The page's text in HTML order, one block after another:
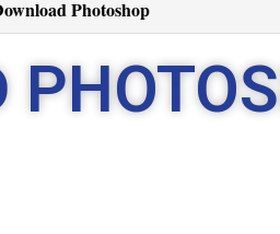
Photoshop